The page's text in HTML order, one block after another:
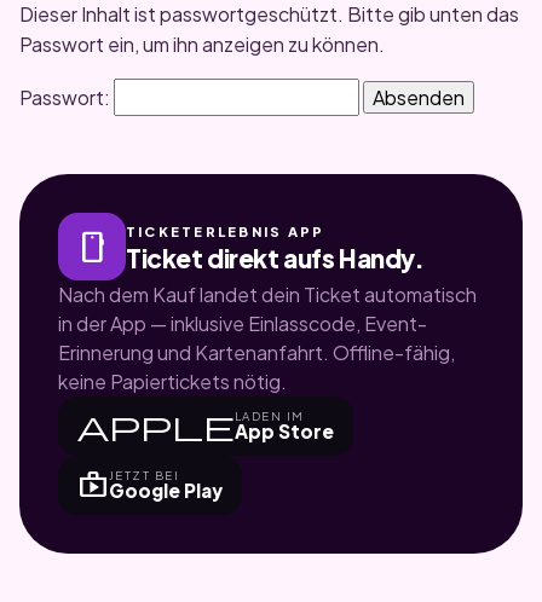
Dieser Inhalt ist passwortgeschützt. Bitte gib unten das
Passwort ein, um ihn anzeigen zu können.
Passwort:
smartphone TICKETERLEBNIS APP
Ticket direkt aufs Handy.
Nach dem Kauf landet dein Ticket automatisch
in der App — inklusive Einlasscode, Event-
Erinnerung und Kartenanfahrt. Offline-fähig,
keine Papiertickets nötig.
appleLADEN IM
App Store
shop JETZT BEI
Google Play